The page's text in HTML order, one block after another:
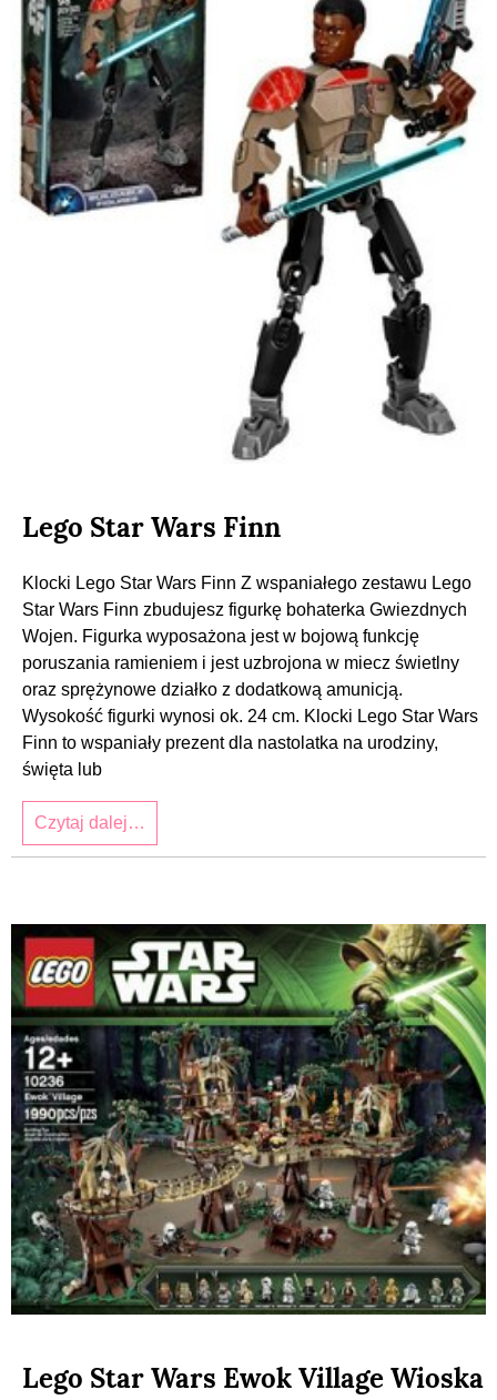
Lego Star Wars Finn
Klocki Lego Star Wars Finn Z wspaniałego zestawu Lego
Star Wars Finn zbudujesz figurkę bohaterka Gwiezdnych
Wojen. Figurka wyposażona jest w bojową funkcję
poruszania ramieniem i jest uzbrojona w miecz świetlny
oraz sprężynowe działko z dodatkową amunicją.
Wysokość figurki wynosi ok. 24 cm. Klocki Lego Star Wars
Finn to wspaniały prezent dla nastolatka na urodziny,
święta lub
Czytaj dalej…
Lego Star Wars Ewok Village Wioska